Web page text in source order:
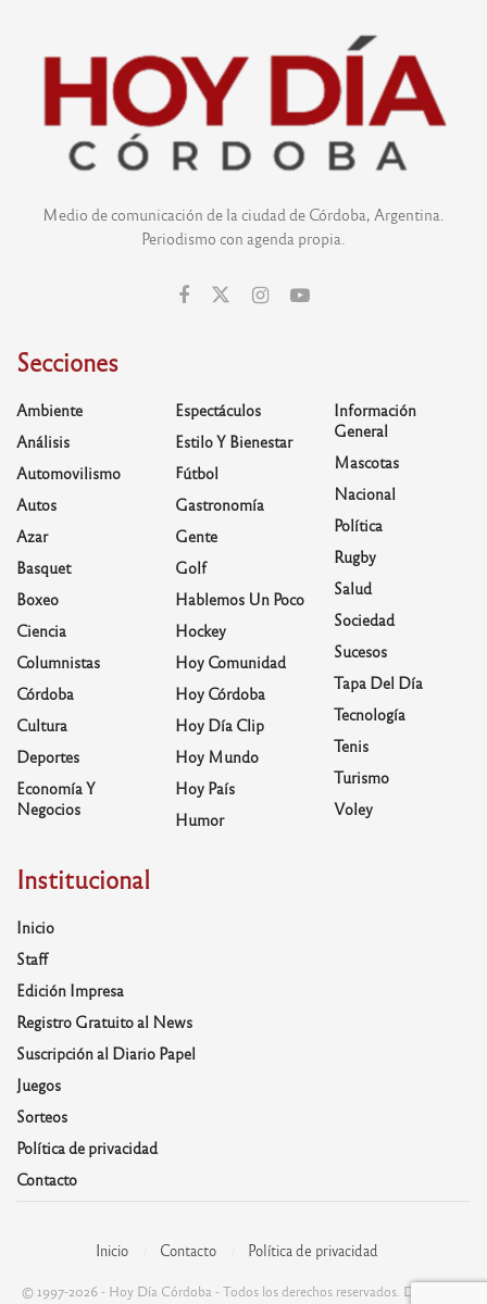
Medio de comunicación de la ciudad de Córdoba, Argentina.
Periodismo con agenda propia.
Secciones
Ambiente
Análisis
Automovilismo
Autos
Azar
Basquet
Boxeo
Ciencia
Columnistas
Córdoba
Cultura
Deportes
Economía Y
Negocios
Espectáculos
Estilo Y Bienestar
Fútbol
Gastronomía
Gente
Golf
Hablemos Un Poco
Hockey
Hoy Comunidad
Hoy Córdoba
Hoy Día Clip
Hoy Mundo
Hoy País
Humor
Información
General
Mascotas
Nacional
Política
Rugby
Salud
Sociedad
Sucesos
Tapa Del Día
Tecnología
Tenis
Turismo
Voley
Institucional
Inicio
Staff
Edición Impresa
Registro Gratuito al News
Suscripción al Diario Papel
Juegos
Sorteos
Política de privacidad
Contacto
Inicio Contacto Política de privacidad
© 1997-2026 - Hoy Día Córdoba - Todos los derechos reservados. Desarrolla: